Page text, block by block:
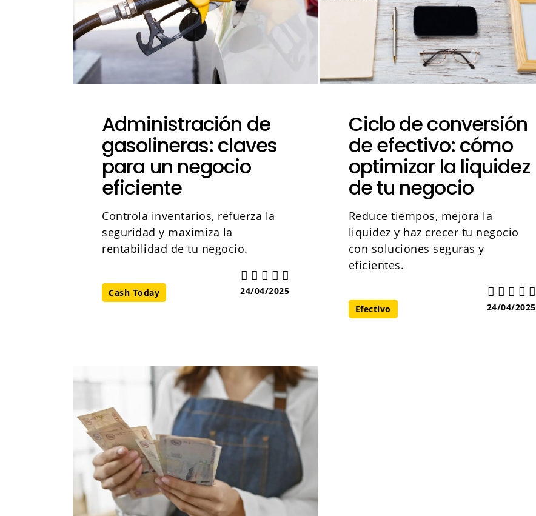
Administración de
gasolineras: claves
para un negocio
eficiente
Controla inventarios, refuerza la
seguridad y maximiza la
rentabilidad de tu negocio.
Cash Today 24/04/2025
Ciclo de conversión
de efectivo: cómo
optimizar la liquidez
de tu negocio
Reduce tiempos, mejora la
liquidez y haz crecer tu negocio
con soluciones seguras y
eficientes.
Efectivo 24/04/2025